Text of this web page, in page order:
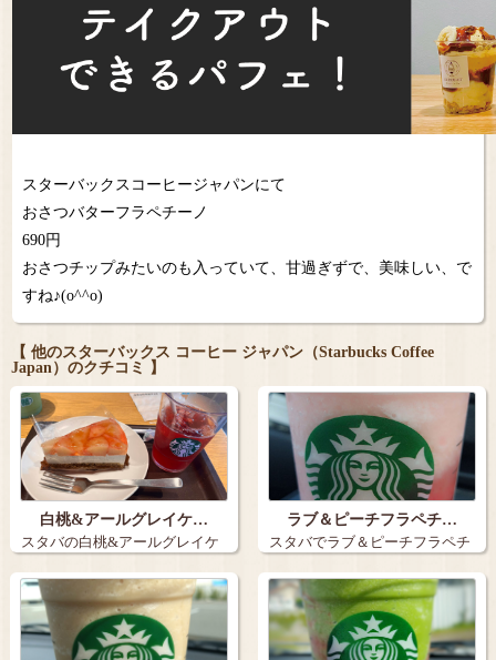
スターバックスコーヒージャパンにて
おさつバターフラペチーノ
690円
おさつチップみたいのも入っていて、甘過ぎずで、美味しい、で
すね♪(o^^o)
【 他のスターバックス コーヒー ジャパン（Starbucks Coffee
Japan）のクチコミ 】
白桃&アールグレイケ…
スタバの白桃&アールグレイケ
ーキとアイス…
ラブ＆ピーチフラペチ…
スタバでラブ＆ピーチフラペチ
ーノ カス…